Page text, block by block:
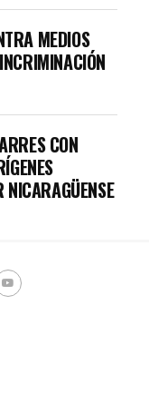
MEDIOS
CON